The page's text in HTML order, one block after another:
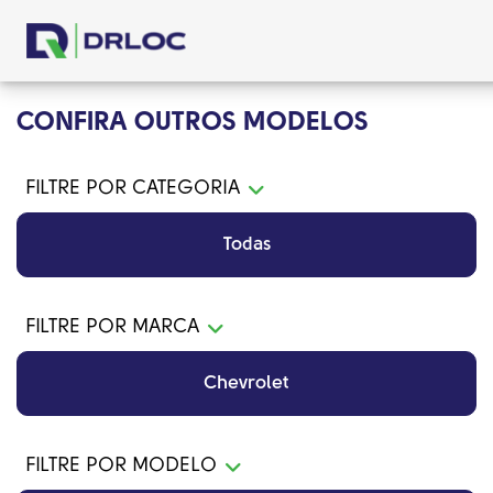
CONFIRA OUTROS MODELOS
FILTRE POR CATEGORIA
Todas
FILTRE POR MARCA
Chevrolet
FILTRE POR MODELO